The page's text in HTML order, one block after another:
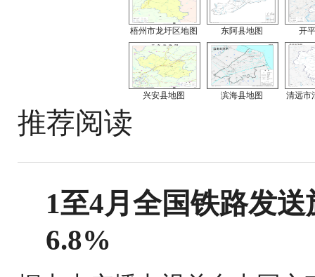
梧州市龙圩区地图 东阿县地图 开
兴安县地图 滨海县地图 清远市
推荐阅读
1至4月全国铁路发
6.8%